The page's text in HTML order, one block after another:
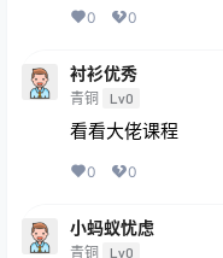
0 0
衬衫优秀
青铜 Lv0
看看大佬课程
0 0
小蚂蚁忧虑
青铜 Lv0